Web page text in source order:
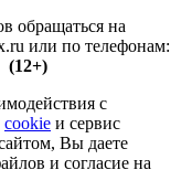
обращаться на
или по телефонам:
(12+)
с
cookie и сервис
Вы даете
и согласие на